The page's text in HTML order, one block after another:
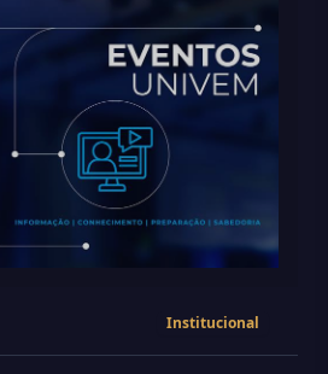
Institucional